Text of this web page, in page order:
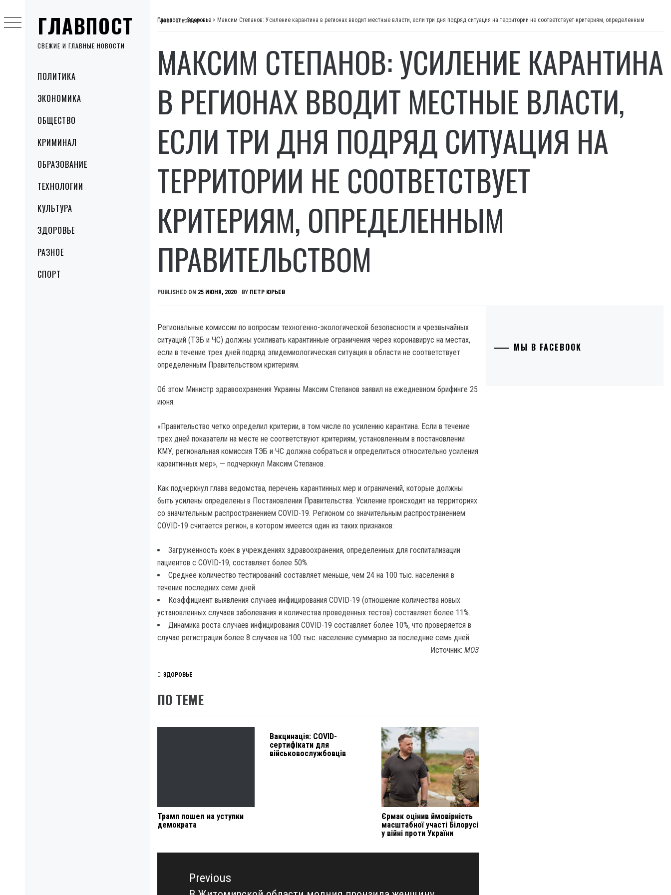
ГЛАВПОСТ
СВЕЖИЕ И ГЛАВНЫЕ НОВОСТИ
MenuПОЛИТИКА
ЭКОНОМИКА
ОБЩЕСТВО
КРИМИНАЛ
ОБРАЗОВАНИЕ
ТЕХНОЛОГИИ
КУЛЬТУРА
ЗДОРОВЬЕ
РАЗНОЕ
СПОРТ
to
content
Главпост>Здоровье >
Максим Степанов: Усиление карантина в регионах вводит местные власти, если три дня подряд ситуация на территории не соответствует критериям, определенным Правительством
МАКСИМ СТЕПАНОВ: УСИЛЕНИЕ КАРАНТИНА
В РЕГИОНАХ ВВОДИТ МЕСТНЫЕ ВЛАСТИ,
ЕСЛИ ТРИ ДНЯ ПОДРЯД СИТУАЦИЯ НА
ТЕРРИТОРИИ НЕ СООТВЕТСТВУЕТ
КРИТЕРИЯМ, ОПРЕДЕЛЕННЫМ
ПРАВИТЕЛЬСТВОМ
PUBLISHED ON 25 ИЮНЯ, 2020 BY ПЕТР ЮРЬЕВ
Региональные комиссии по вопросам техногенно-экологической безопасности и чрезвычайных
ситуаций (ТЭБ и ЧС) должны усиливать карантинные ограничения через коронавирус на местах,
если в течение трех дней подряд эпидемиологическая ситуация в области не соответствует
определенным Правительством критериям.
Об этом Министр здравоохранения Украины Максим Степанов заявил на ежедневном брифинге 25
июня.
«Правительство четко определил критерии, в том числе по усилению карантина. Если в течение
трех дней показатели на месте не соответствуют критериям, установленным в постановлении
КМУ, региональная комиссия ТЭБ и ЧС должна собраться и определиться относительно усиления
карантинных мер», — подчеркнул Максим Степанов.
Как подчеркнул глава ведомства, перечень карантинных мер и ограничений, которые должны
быть усилены определены в Постановлении Правительства. Усиление происходит на территориях
со значительным распространением COVID-19. Регионом со значительным распространением
COVID-19 считается регион, в котором имеется один из таких признаков:
Загруженность коек в учреждениях здравоохранения, определенных для госпитализации
пациентов с COVID-19, составляет более 50%.
Среднее количество тестирований составляет меньше, чем 24 на 100 тыс. населения в
течение последних семи дней.
Коэффициент выявления случаев инфицирования COVID-19 (отношение количества новых
установленных случаев заболевания и количества проведенных тестов) составляет более 11%.
Динамика роста случаев инфицирования COVID-19 составляет более 10%, что проверяется в
случае регистрации более 8 случаев на 100 тыс. население суммарно за последние семь дней.
Источник:МОЗ
ЗДОРОВЬЕ
ПО ТЕМЕ
Трамп пошел на уступки
демократа
Вакцинація: СOVID-
сертифікати для
військовослужбовців
Єрмак оцінив ймовірність
масштабної участі Білорусі
у війні проти України
Навигация
записямPrevious
МЫ В FACEBOOK